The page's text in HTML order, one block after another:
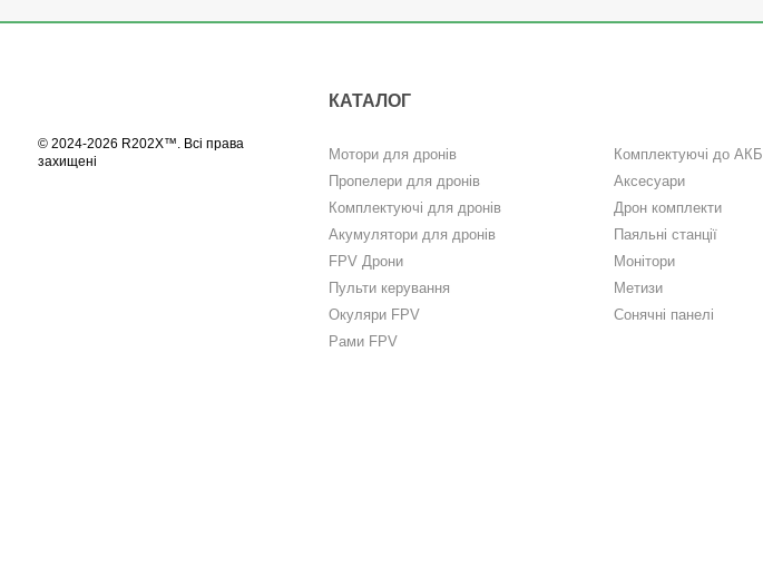
© 2024-2026 R202X™. Всі права
захищені
КАТАЛОГ
Мотори для дронів
Пропелери для дронів
Комплектуючі для дронів
Акумулятори для дронів
FPV Дрони
Пульти керування
Окуляри FPV
Рами FPV
Комплектуючі до АКБ
Аксесуари
Дрон комплекти
Паяльні станції
Монітори
Метизи
Сонячні панелі